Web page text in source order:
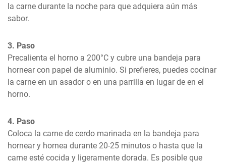
la carne durante la noche para que adquiera aún más
sabor.
3. Paso
Precalienta el horno a 200°C y cubre una bandeja para
hornear con papel de aluminio. Si prefieres, puedes cocinar
la carne en un asador o en una parrilla en lugar de en el
horno.
4. Paso
Coloca la carne de cerdo marinada en la bandeja para
hornear y hornea durante 20-25 minutos o hasta que la
carne esté cocida y ligeramente dorada. Es posible que